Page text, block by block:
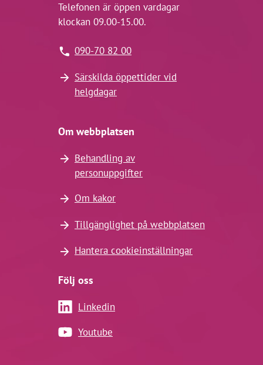
Telefonen är öppen vardagar
klockan 09.00-15.00.
090-70 82 00
Särskilda öppettider vid
helgdagar
Om webbplatsen
Behandling av
personuppgifter
Om kakor
Tillgänglighet på webbplatsen
Hantera cookieinställningar
Följ oss
Linkedin
Youtube